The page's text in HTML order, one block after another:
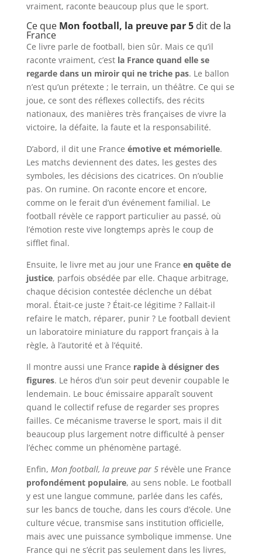
vraiment, raconte beaucoup plus que le sport.
Ce que Mon football, la preuve par 5dit de la
France
Ce livre parle de football, bien sûr. Mais ce qu’il
raconte vraiment, c’est la France quand elle se
regarde dans un miroir qui ne triche pas. Le ballon
n’est qu’un prétexte ; le terrain, un théâtre. Ce qui se
joue, ce sont des réflexes collectifs, des récits
nationaux, des manières très françaises de vivre la
victoire, la défaite, la faute et la responsabilité.
D’abord, il dit une France émotive et mémorielle.
Les matchs deviennent des dates, les gestes des
symboles, les décisions des cicatrices. On n’oublie
pas. On rumine. On raconte encore et encore,
comme on le ferait d’un événement familial. Le
football révèle ce rapport particulier au passé, où
l’émotion reste vive longtemps après le coup de
sifflet final.
Ensuite, le livre met au jour une France en quête de
justice, parfois obsédée par elle. Chaque arbitrage,
chaque décision contestée déclenche un débat
moral. Était-ce juste ? Était-ce légitime ? Fallait-il
refaire le match, réparer, punir ? Le football devient
un laboratoire miniature du rapport français à la
règle, à l’autorité et à l’équité.
Il montre aussi une France rapide à désigner des
figures. Le héros d’un soir peut devenir coupable le
lendemain. Le bouc émissaire apparaît souvent
quand le collectif refuse de regarder ses propres
failles. Ce mécanisme traverse le sport, mais il dit
beaucoup plus largement notre difficulté à penser
l’échec comme un phénomène partagé.
Enfin, Mon football, la preuve par 5révèle une France
profondément populaire, au sens noble. Le football
y est une langue commune, parlée dans les cafés,
sur les bancs de touche, dans les cours d’école. Une
culture vécue, transmise sans institution officielle,
mais avec une puissance symbolique immense. Une
France qui ne s’écrit pas seulement dans les livres,